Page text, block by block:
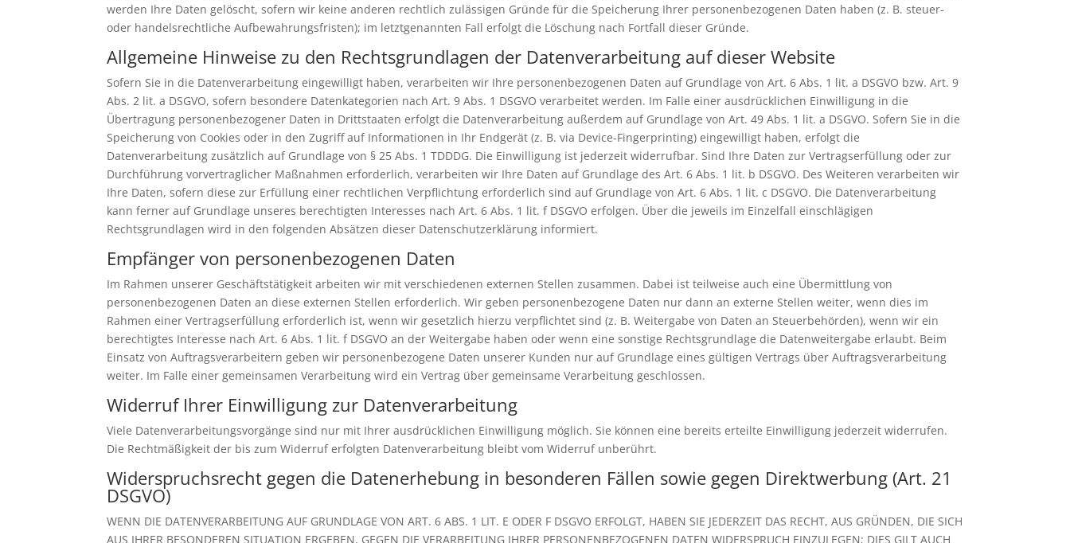
werden Ihre Daten gelöscht, sofern wir keine anderen rechtlich zulässigen Gründe für die Speicherung Ihrer personenbezogenen Daten haben (z. B. steuer-
oder handelsrechtliche Aufbewahrungsfristen); im letztgenannten Fall erfolgt die Löschung nach Fortfall dieser Gründe.
Allgemeine Hinweise zu den Rechtsgrundlagen der Datenverarbeitung auf dieser Website
Sofern Sie in die Datenverarbeitung eingewilligt haben, verarbeiten wir Ihre personenbezogenen Daten auf Grundlage von Art. 6 Abs. 1 lit. a DSGVO bzw. Art. 9
Abs. 2 lit. a DSGVO, sofern besondere Datenkategorien nach Art. 9 Abs. 1 DSGVO verarbeitet werden. Im Falle einer ausdrücklichen Einwilligung in die
Übertragung personenbezogener Daten in Drittstaaten erfolgt die Datenverarbeitung außerdem auf Grundlage von Art. 49 Abs. 1 lit. a DSGVO. Sofern Sie in die
Speicherung von Cookies oder in den Zugriff auf Informationen in Ihr Endgerät (z. B. via Device-Fingerprinting) eingewilligt haben, erfolgt die
Datenverarbeitung zusätzlich auf Grundlage von § 25 Abs. 1 TDDDG. Die Einwilligung ist jederzeit widerrufbar. Sind Ihre Daten zur Vertragserfüllung oder zur
Durchführung vorvertraglicher Maßnahmen erforderlich, verarbeiten wir Ihre Daten auf Grundlage des Art. 6 Abs. 1 lit. b DSGVO. Des Weiteren verarbeiten wir
Ihre Daten, sofern diese zur Erfüllung einer rechtlichen Verpflichtung erforderlich sind auf Grundlage von Art. 6 Abs. 1 lit. c DSGVO. Die Datenverarbeitung
kann ferner auf Grundlage unseres berechtigten Interesses nach Art. 6 Abs. 1 lit. f DSGVO erfolgen. Über die jeweils im Einzelfall einschlägigen
Rechtsgrundlagen wird in den folgenden Absätzen dieser Datenschutzerklärung informiert.
Empfänger von personenbezogenen Daten
Im Rahmen unserer Geschäftstätigkeit arbeiten wir mit verschiedenen externen Stellen zusammen. Dabei ist teilweise auch eine Übermittlung von
personenbezogenen Daten an diese externen Stellen erforderlich. Wir geben personenbezogene Daten nur dann an externe Stellen weiter, wenn dies im
Rahmen einer Vertragserfüllung erforderlich ist, wenn wir gesetzlich hierzu verpflichtet sind (z. B. Weitergabe von Daten an Steuerbehörden), wenn wir ein
berechtigtes Interesse nach Art. 6 Abs. 1 lit. f DSGVO an der Weitergabe haben oder wenn eine sonstige Rechtsgrundlage die Datenweitergabe erlaubt. Beim
Einsatz von Auftragsverarbeitern geben wir personenbezogene Daten unserer Kunden nur auf Grundlage eines gültigen Vertrags über Auftragsverarbeitung
weiter. Im Falle einer gemeinsamen Verarbeitung wird ein Vertrag über gemeinsame Verarbeitung geschlossen.
Widerruf Ihrer Einwilligung zur Datenverarbeitung
Viele Datenverarbeitungsvorgänge sind nur mit Ihrer ausdrücklichen Einwilligung möglich. Sie können eine bereits erteilte Einwilligung jederzeit widerrufen.
Die Rechtmäßigkeit der bis zum Widerruf erfolgten Datenverarbeitung bleibt vom Widerruf unberührt.
Widerspruchsrecht gegen die Datenerhebung in besonderen Fällen sowie gegen Direktwerbung (Art. 21
DSGVO)
WENN DIE DATENVERARBEITUNG AUF GRUNDLAGE VON ART. 6 ABS. 1 LIT. E ODER F DSGVO ERFOLGT, HABEN SIE JEDERZEIT DAS RECHT, AUS GRÜNDEN, DIE SICH
AUS IHRER BESONDEREN SITUATION ERGEBEN, GEGEN DIE VERARBEITUNG IHRER PERSONENBEZOGENEN DATEN WIDERSPRUCH EINZULEGEN; DIES GILT AUCH